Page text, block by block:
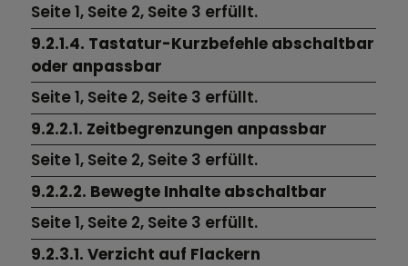
Seite 1, Seite 2, Seite 3 erfüllt.
9.2.1.4. Tastatur-Kurzbefehle abschaltbar
oder anpassbar
Seite 1, Seite 2, Seite 3 erfüllt.
9.2.2.1. Zeitbegrenzungen anpassbar
Seite 1, Seite 2, Seite 3 erfüllt.
9.2.2.2. Bewegte Inhalte abschaltbar
Seite 1, Seite 2, Seite 3 erfüllt.
9.2.3.1. Verzicht auf Flackern